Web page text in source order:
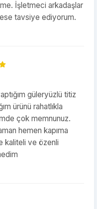
İşletmeci arkadaşlar
tavsiye ediyorum.
güleryüzlü titiz
ürünü rahatlıkla
çok memnunuz.
hemen kapıma
kaliteli ve özenli